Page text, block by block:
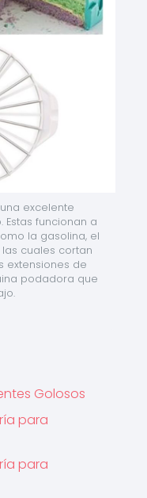
excelente
funcionan a
la gasolina, el
cuales cortan
extensiones de
podadora que
Golosos
para
para